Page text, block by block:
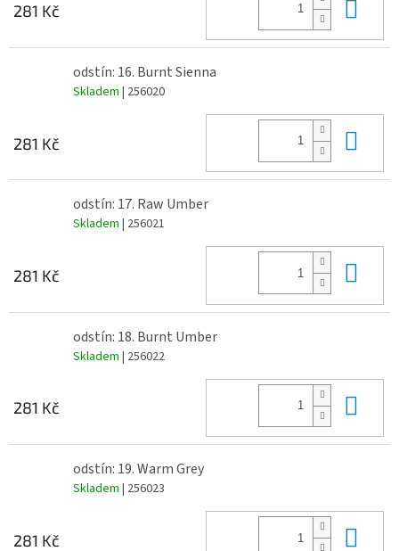
281 Kč
odstín: 16. Burnt Sienna
Skladem | 256020
281 Kč
odstín: 17. Raw Umber
Skladem | 256021
281 Kč
odstín: 18. Burnt Umber
Skladem | 256022
281 Kč
odstín: 19. Warm Grey
Skladem | 256023
281 Kč